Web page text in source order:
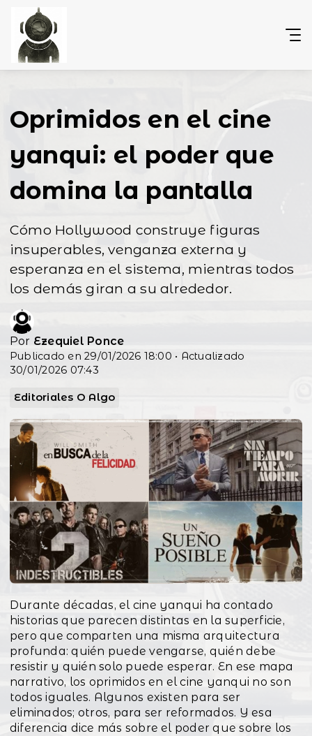
Oprimidos en el cine
yanqui: el poder que
domina la pantalla
Cómo Hollywood construye figuras
insuperables, venganza externa y
esperanza en el sistema, mientras todos
los demás giran a su alrededor.
Por Ezequiel Ponce
Publicado en 29/01/2026 18:00 • Actualizado
30/01/2026 07:43
Editoriales O Algo
Durante décadas, el cine yanqui ha contado
historias que parecen distintas en la superficie,
pero que comparten una misma arquitectura
profunda: quién puede vengarse, quién debe
resistir y quién solo puede esperar. En ese mapa
narrativo, los oprimidos en el cine yanqui no son
todos iguales. Algunos existen para ser
eliminados; otros, para ser reformados. Y esa
diferencia dice más sobre el poder que sobre los